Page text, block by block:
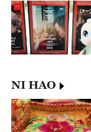
NI HAO